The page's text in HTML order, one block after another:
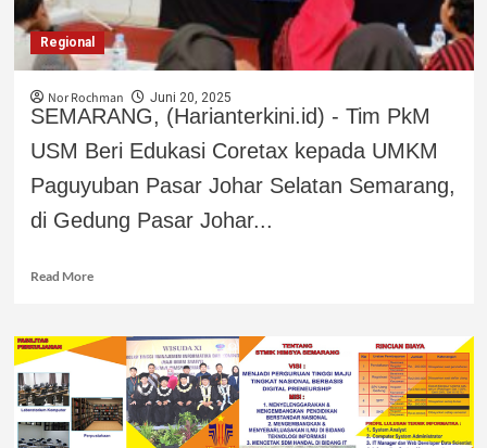
Regional
Nor Rochman Juni 20, 2025
SEMARANG, (Harianterkini.id) - Tim PkM
USM Beri Edukasi Coretax kepada UMKM
Paguyuban Pasar Johar Selatan Semarang,
di Gedung Pasar Johar...
Read More